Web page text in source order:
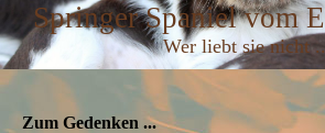
Springer Spaniel vom
Wer liebt sie nicht
Zum Gedenken ...